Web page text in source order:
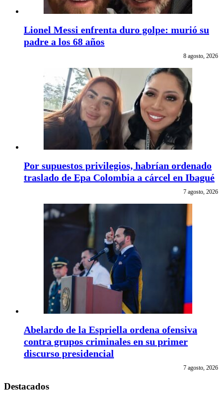
Lionel Messi enfrenta duro golpe: murió su
padre a los 68 años
8 agosto, 2026
Por supuestos privilegios, habrían ordenado
traslado de Epa Colombia a cárcel en Ibagué
7 agosto, 2026
Abelardo de la Espriella ordena ofensiva
contra grupos criminales en su primer
discurso presidencial
7 agosto, 2026
Destacados